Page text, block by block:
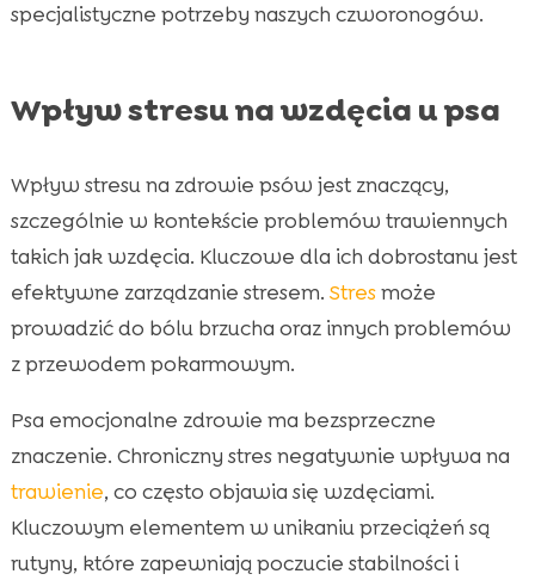
specjalistyczne potrzeby naszych czworonogów.
Wpływ stresu na wzdęcia u psa
Wpływ stresu na zdrowie psów jest znaczący,
szczególnie w kontekście problemów trawiennych
takich jak wzdęcia. Kluczowe dla ich dobrostanu jest
efektywne zarządzanie stresem. Stresmoże
prowadzić do bólu brzucha oraz innych problemów
z przewodem pokarmowym.
Psa emocjonalne zdrowie ma bezsprzeczne
znaczenie. Chroniczny stres negatywnie wpływa na
trawienie, co często objawia się wzdęciami.
Kluczowym elementem w unikaniu przeciążeń są
rutyny, które zapewniają poczucie stabilności i